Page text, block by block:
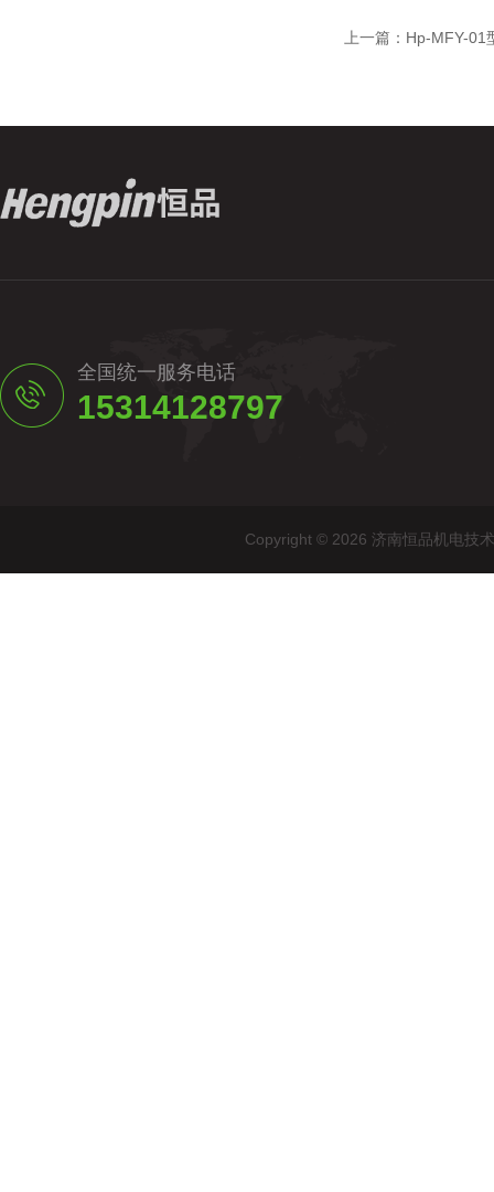
上一篇： Hp-MFY-01
全国统一服务电话
15314128797
Copyright © 2026 济南恒品机电技